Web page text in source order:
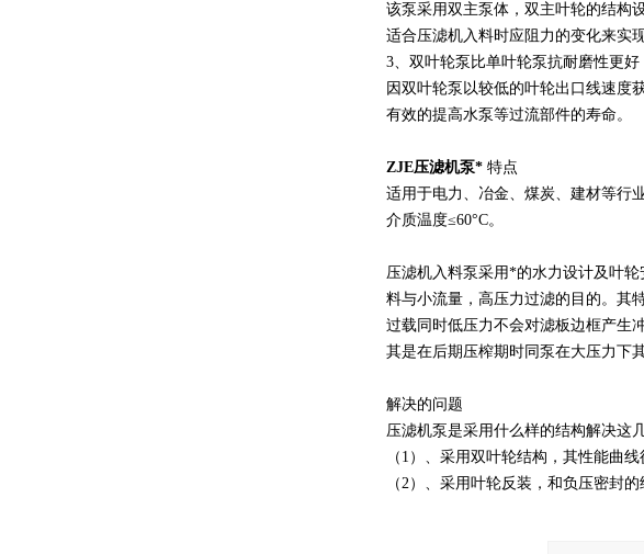
该泵采用双主泵体，双主叶轮的结构
适合压滤机入料时应阻力的变化来实
3、双叶轮泵比单叶轮泵抗耐磨性更好
因双叶轮泵以较低的叶轮出口线速度
有效的提高水泵等过流部件的寿命。
ZJE压滤机泵* 特点
适用于电力、冶金、煤炭、建材等行
介质温度≤60°C。
压滤机入料泵采用*的水力设计及叶
料与小流量，高压力过滤的目的。其
过载同时低压力不会对滤板边框产生
其是在后期压榨期时同泵在大压力下
解决的问题
压滤机泵是采用什么样的结构解决这
（1）、采用双叶轮结构，其性能曲
（2）、采用叶轮反装，和负压密封